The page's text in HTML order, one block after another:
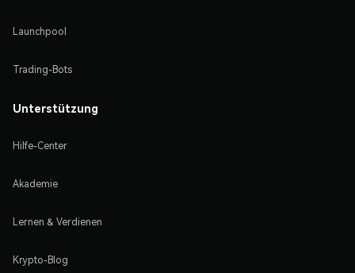
Launchpool
Trading-Bots
Unterstützung
Hilfe-Center
Akademie
Lernen & Verdienen
Krypto-Blog